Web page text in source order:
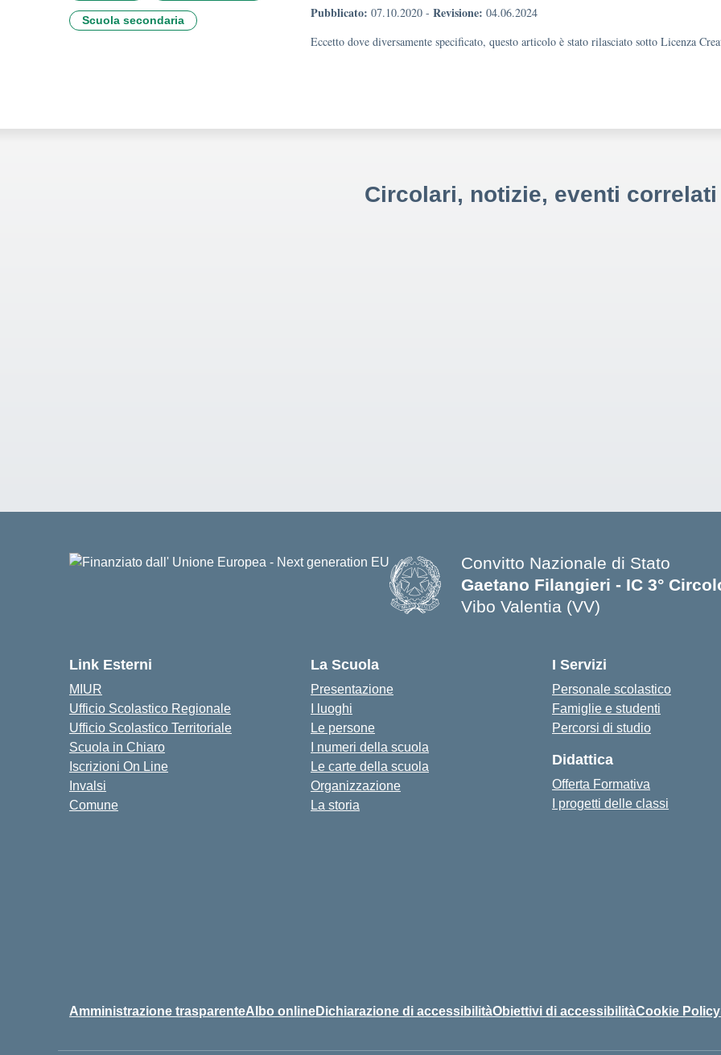
Pubblicato: 07.10.2020 - Revisione: 04.06.2024
Eccetto dove diversamente specificato, questo articolo è stato rilasciato sotto Licenza
Scuola secondaria
Circolari, notizie, eventi correlati
Convitto Nazionale di Stato
Gaetano Filangieri - IC 3°
Vibo Valentia (VV)
Link Esterni
MIUR
Ufficio Scolastico Regionale
Ufficio Scolastico Territoriale
Scuola in Chiaro
Iscrizioni On Line
Invalsi
Comune
La Scuola
Presentazione
I luoghi
Le persone
I numeri della scuola
Le carte della scuola
Organizzazione
La storia
I Servizi
Personale scolastico
Famiglie e studenti
Percorsi di studio
Didattica
Offerta Formativa
I progetti delle classi
Amministrazione trasparenteAlbo onlineDichiarazione di accessibilitàObiettivi di accessibilitàCookie Policy